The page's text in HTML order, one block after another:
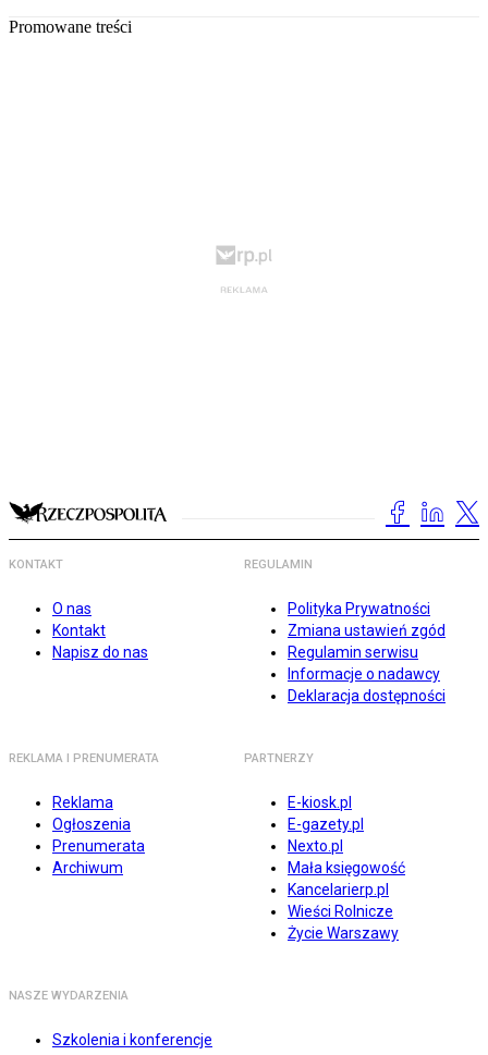
Promowane treści
KONTAKT
O nas
Kontakt
Napisz do nas
REGULAMIN
Polityka Prywatności
Zmiana ustawień zgód
Regulamin serwisu
Informacje o nadawcy
Deklaracja dostępności
REKLAMA I PRENUMERATA
Reklama
Ogłoszenia
Prenumerata
Archiwum
PARTNERZY
E-kiosk.pl
E-gazety.pl
Nexto.pl
Mała księgowość
Kancelarierp.pl
Wieści Rolnicze
Życie Warszawy
NASZE WYDARZENIA
Szkolenia i konferencje